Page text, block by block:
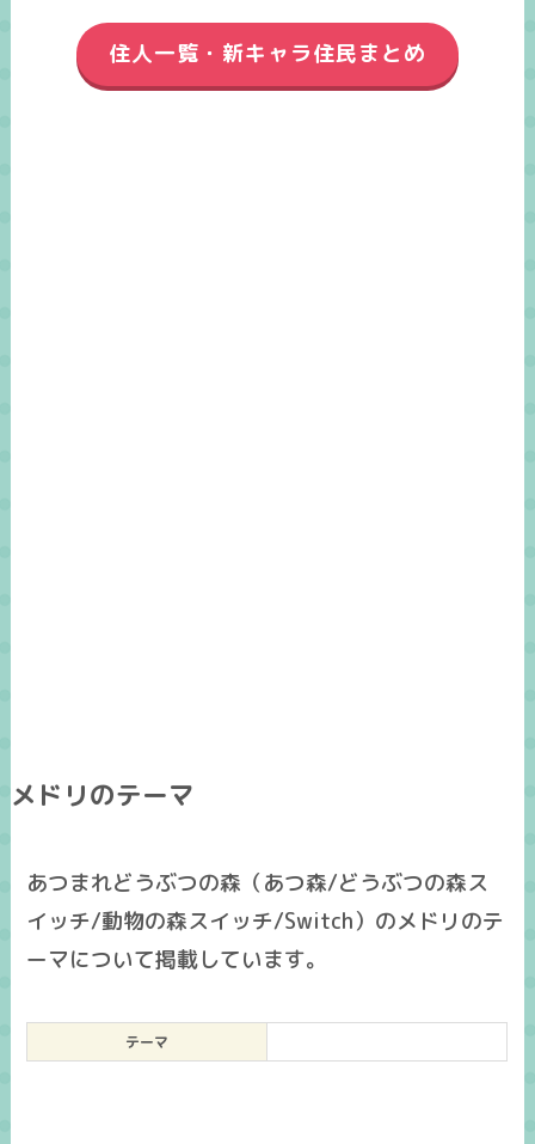
住人一覧・新キャラ住民まとめ
メドリのテーマ
あつまれどうぶつの森（あつ森/どうぶつの森ス
イッチ/動物の森スイッチ/Switch）のメドリのテ
ーマについて掲載しています。
テーマ